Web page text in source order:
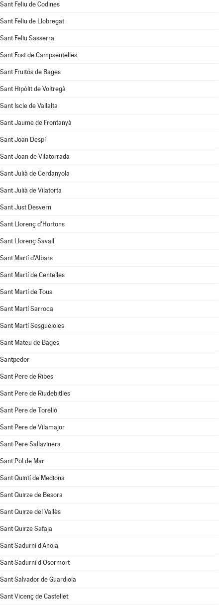
Sant Feliu de Codines
Sant Feliu de Llobregat
Sant Feliu Sasserra
Sant Fost de Campsentelles
Sant Fruitós de Bages
Sant Hipòlit de Voltregà
Sant Iscle de Vallalta
Sant Jaume de Frontanyà
Sant Joan Despí
Sant Joan de Vilatorrada
Sant Julià de Cerdanyola
Sant Julià de Vilatorta
Sant Just Desvern
Sant Llorenç d'Hortons
Sant Llorenç Savall
Sant Martí d'Albars
Sant Martí de Centelles
Sant Martí de Tous
Sant Martí Sarroca
Sant Martí Sesgueioles
Sant Mateu de Bages
Santpedor
Sant Pere de Ribes
Sant Pere de Riudebitlles
Sant Pere de Torelló
Sant Pere de Vilamajor
Sant Pere Sallavinera
Sant Pol de Mar
Sant Quintí de Mediona
Sant Quirze de Besora
Sant Quirze del Vallès
Sant Quirze Safaja
Sant Sadurní d'Anoia
Sant Sadurní d'Osormort
Sant Salvador de Guardiola
Sant Vicenç de Castellet